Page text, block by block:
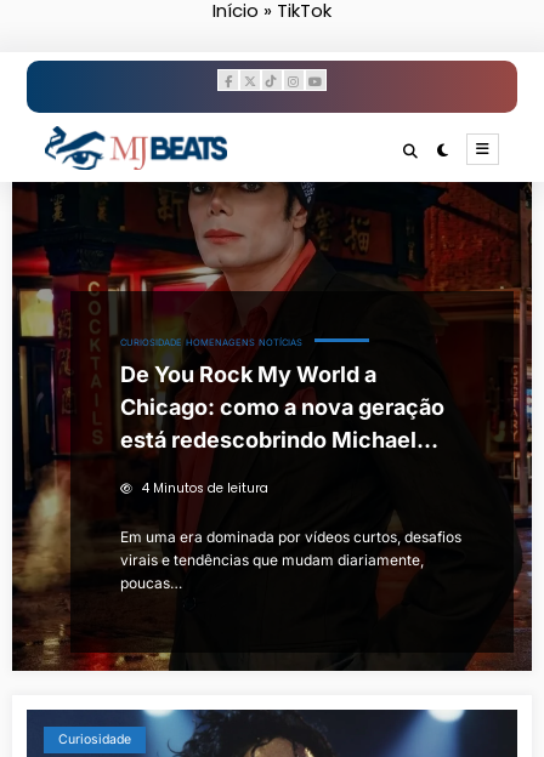
Início » TikTok
CURIOSIDADE HOMENAGENS NOTÍCIAS
De You Rock My World a
Chicago: como a nova geração
está redescobrindo Michael
Jackson
4 Minutos de leitura
Em uma era dominada por vídeos curtos, desafios
virais e tendências que mudam diariamente,
poucas…
Curiosidade